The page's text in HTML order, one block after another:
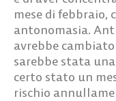
mese di febbraio,
antonomasia.
avrebbe
sarebbe stata
certo stato un
rischio